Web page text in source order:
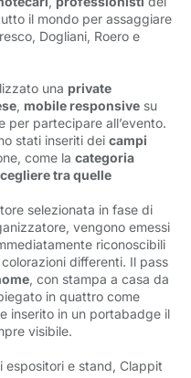
il mondo per assaggiare
Dogliani, Roero e
una private
, mobile responsive su
per partecipare all’evento.
stati inseriti dei campi
come la categoria
tra quelle
selezionata in fase di
vengono emessi
riconoscibili
differenti. Il pass
, con stampa a casa da
in quattro come
inserito in un portabadge il
visibile.
espositori e stand, Clappit